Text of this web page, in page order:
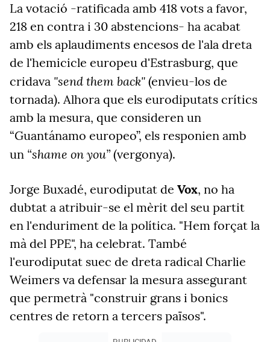
La votació -ratificada amb 418 vots a favor,
218 en contra i 30 abstencions- ha acabat
amb els aplaudiments encesos de l'ala dreta
de l'hemicicle europeu d'Estrasburg, que
cridava "send them back" (envieu-los de
tornada). Alhora que els eurodiputats crítics
amb la mesura, que consideren un
“Guantánamo europeo”, els responien amb
un “shame on you”(vergonya).
Jorge Buxadé, eurodiputat de Vox, no ha
dubtat a atribuir-se el mèrit del seu partit
en l'enduriment de la política. "Hem forçat la
mà del PPE", ha celebrat. També
l'eurodiputat suec de dreta radical Charlie
Weimers va defensar la mesura assegurant
que permetrà "construir grans i bonics
centres de retorn a tercers països".